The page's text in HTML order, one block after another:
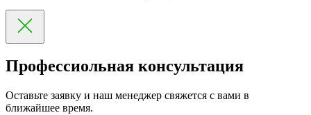
Профессиольная консультация
Оставьте заявку и наш менеджер свяжется с вами в
ближайшее время.